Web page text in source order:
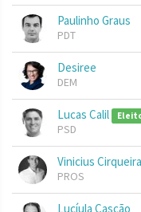
Paulinho Graus
PDT
Desiree
DEM
Lucas Calil
PSD
Vinicius Cirqueira
PROS
Lucíula Cascão